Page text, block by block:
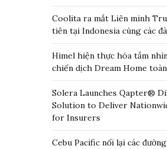
Coolita ra mắt Liên minh
tiên tại Indonesia cùng các
Himel hiện thực hóa tầm
chiến dịch Dream Home
Solera Launches Qapter®
Solution to Deliver
for Insurers
Cebu Pacific nối lại các